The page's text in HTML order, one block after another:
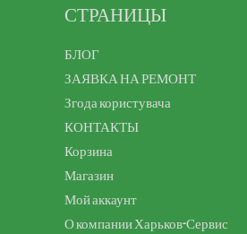
СТРАНИЦЫ
БЛОГ
ЗАЯВКА НА РЕМОНТ
Згода користувача
КОНТАКТЫ
Корзина
Магазин
Мой аккаунт
О компании Харьков-Сервис